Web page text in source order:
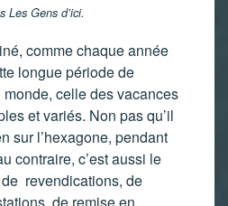
Les Gens d’ici.
comme chaque année
longue période de
celle des vacances
et variés. Non pas qu’il
sur l’hexagone, pendant
contraire, c’est aussi le
revendications, de